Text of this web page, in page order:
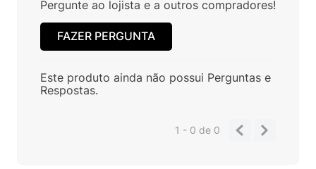
Pergunte ao lojista e a outros compradores!
FAZER PERGUNTA
Este produto ainda não possui Perguntas e
Respostas.
1 - 0de 0